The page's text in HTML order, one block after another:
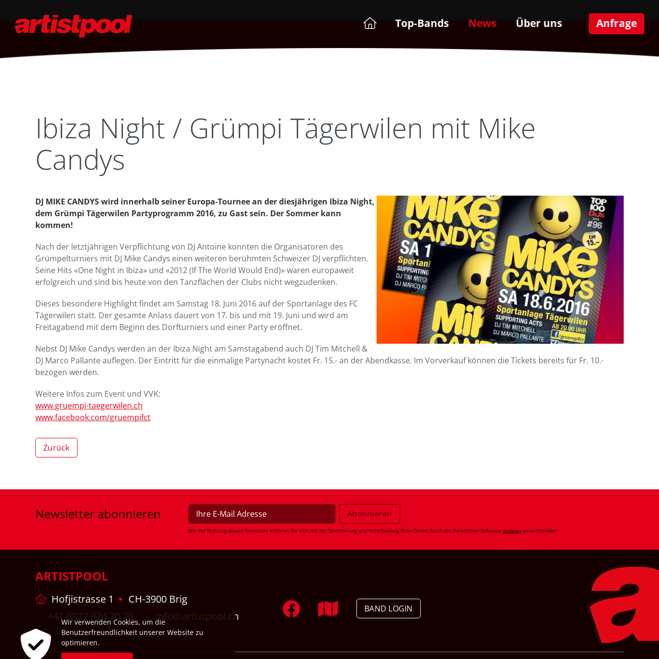
Top-Bands News Über uns Anfrage
Ibiza Night / Grümpi Tägerwilen mit Mike
Candys
DJ MIKE CANDYS wird innerhalb seiner Europa-Tournee an der diesjährigen Ibiza Night,
dem Grümpi Tägerwilen Partyprogramm 2016, zu Gast sein. Der Sommer kann
kommen!
Nach der letztjährigen Verpflichtung von DJ Antoine konnten die Organisatoren des
Grümpelturniers mit DJ Mike Candys einen weiteren berühmten Schweizer DJ verpflichten.
Seine Hits «One Night in Ibiza» und «2012 (If The World Would End)» waren europaweit
erfolgreich und sind bis heute von den Tanzflächen der Clubs nicht wegzudenken.
Dieses besondere Highlight findet am Samstag 18. Juni 2016 auf der Sportanlage des FC
Tägerwilen statt. Der gesamte Anlass dauert von 17. bis und mit 19. Juni und wird am
Freitagabend mit dem Beginn des Dorfturniers und einer Party eröffnet.
Nebst DJ Mike Candys werden an der Ibiza Night am Samstagabend auch DJ Tim Mitchell &
DJ Marco Pallante auflegen. Der Eintritt für die einmalige Partynacht kostet Fr. 15.- an der Abendkasse. Im Vorverkauf können die Tickets bereits für Fr. 10.-
bezogen werden.
Weitere Infos zum Event und VVK:
www.gruempi-taegerwilen.ch
www.facebook.com/gruempifct
Zurück
Newsletter abonnieren
Mit der Nutzung dieses Formulars erklären Sie sich mit der Speicherung und Verarbeitung Ihrer Daten durch die Newsletter-Software dodeley einverstanden.
ARTISTPOOL
Hofjistrasse 1
CH-3900 Brig
+41 (0)27 924 20 20
info@artistpool.ch
BAND LOGIN
Wir verwenden Cookies, um die
Benutzerfreundlichkeit unserer Website zu
optimieren.